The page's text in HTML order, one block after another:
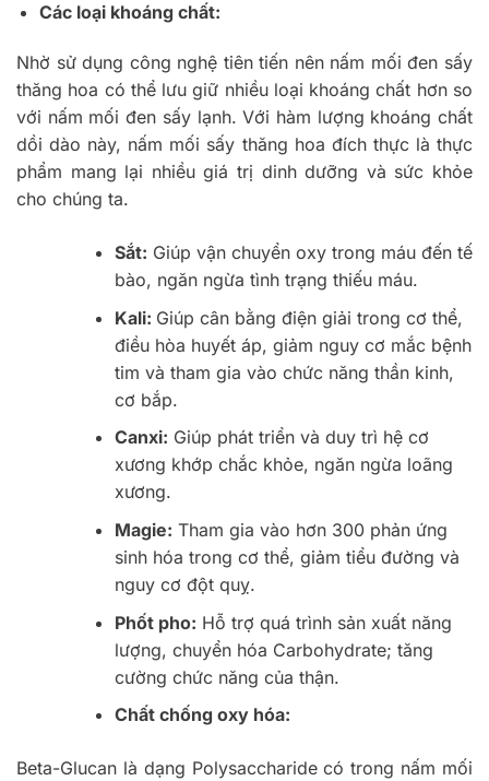
Các loại khoáng chất:
Nhờ sử dụng công nghệ tiên tiến nên nấm mối đen sấy
thăng hoa có thể lưu giữ nhiều loại khoáng chất hơn so
với nấm mối đen sấy lạnh. Với hàm lượng khoáng chất
dồi dào này, nấm mối sấy thăng hoa đích thực là thực
phẩm mang lại nhiều giá trị dinh dưỡng và sức khỏe
cho chúng ta.
Sắt: Giúp vận chuyển oxy trong máu đến tế
bào, ngăn ngừa tình trạng thiếu máu.
Kali: Giúp cân bằng điện giải trong cơ thể,
điều hòa huyết áp, giảm nguy cơ mắc bệnh
tim và tham gia vào chức năng thần kinh,
cơ bắp.
Canxi: Giúp phát triển và duy trì hệ cơ
xương khớp chắc khỏe, ngăn ngừa loãng
xương.
Magie: Tham gia vào hơn 300 phản ứng
sinh hóa trong cơ thể, giảm tiểu đường và
nguy cơ đột quỵ.
Phốt pho: Hỗ trợ quá trình sản xuất năng
lượng, chuyển hóa Carbohydrate; tăng
cường chức năng của thận.
Chất chống oxy hóa:
Beta-Glucan là dạng Polysaccharide có trong nấm mối